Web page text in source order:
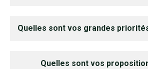
Quelles sont vos grandes
Quelles sont vos